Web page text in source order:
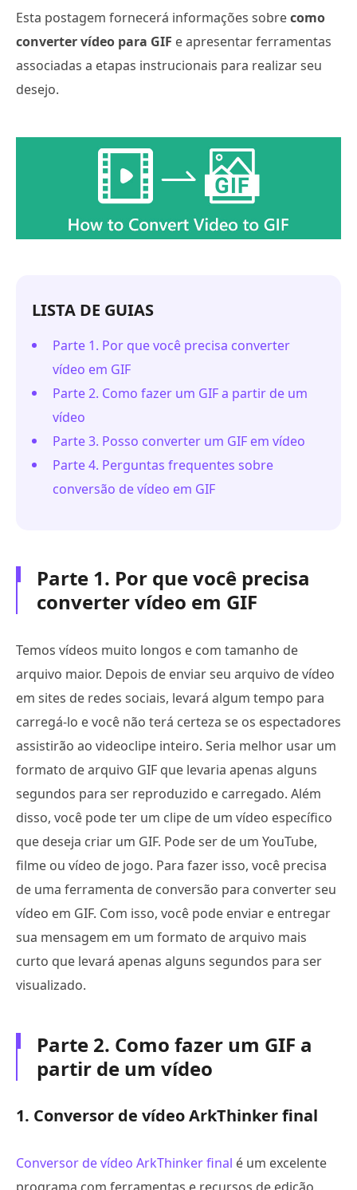
Esta postagem fornecerá informações sobrecomo
converter vídeo para GIF e apresentar ferramentas
associadas a etapas instrucionais para realizar seu
desejo.
LISTA DE GUIAS
Parte 1. Por que você precisa converter
vídeo em GIF
Parte 2. Como fazer um GIF a partir de um
vídeo
Parte 3. Posso converter um GIF em vídeo
Parte 4. Perguntas frequentes sobre
conversão de vídeo em GIF
Parte 1. Por que você precisa
converter vídeo em GIF
Temos vídeos muito longos e com tamanho de
arquivo maior. Depois de enviar seu arquivo de vídeo
em sites de redes sociais, levará algum tempo para
carregá-lo e você não terá certeza se os espectadores
assistirão ao videoclipe inteiro. Seria melhor usar um
formato de arquivo GIF que levaria apenas alguns
segundos para ser reproduzido e carregado. Além
disso, você pode ter um clipe de um vídeo específico
que deseja criar um GIF. Pode ser de um YouTube,
filme ou vídeo de jogo. Para fazer isso, você precisa
de uma ferramenta de conversão para converter seu
vídeo em GIF. Com isso, você pode enviar e entregar
sua mensagem em um formato de arquivo mais
curto que levará apenas alguns segundos para ser
visualizado.
Parte 2. Como fazer um GIF a
partir de um vídeo
1. Conversor de vídeo ArkThinker final
Conversor de vídeo ArkThinker final é um excelente
programa com ferramentas e recursos de edição